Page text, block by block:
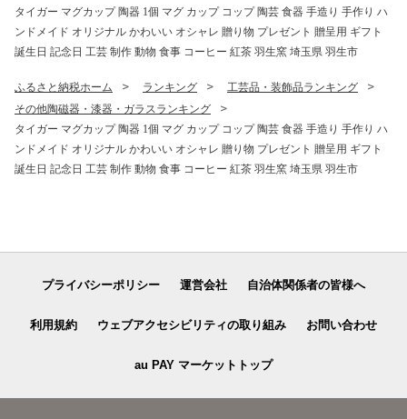
タイガー マグカップ 陶器 1個 マグ カップ コップ 陶芸 食器 手造り 手作り ハ
ンドメイド オリジナル かわいい オシャレ 贈り物 プレゼント 贈呈用 ギフト
誕生日 記念日 工芸 制作 動物 食事 コーヒー 紅茶 羽生窯 埼玉県 羽生市
ふるさと納税ホーム ランキング
工芸品・装飾品ランキング
その他陶磁器・漆器・ガラスランキング
タイガー マグカップ 陶器 1個 マグ カップ コップ 陶芸 食器 手造り 手作り ハ
ンドメイド オリジナル かわいい オシャレ 贈り物 プレゼント 贈呈用 ギフト
誕生日 記念日 工芸 制作 動物 食事 コーヒー 紅茶 羽生窯 埼玉県 羽生市
プライバシーポリシー 運営会社 自治体関係者の皆様へ
利用規約 ウェブアクセシビリティの取り組み お問い合わせ
au PAY マーケットトップ